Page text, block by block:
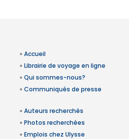
» Accueil
» Librairie de voyage en ligne
» Qui sommes-nous?
» Communiqués de presse
» Auteurs recherchés
» Photos recherchées
» Emplois chez Ulysse